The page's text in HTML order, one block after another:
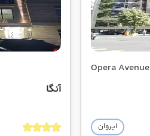
Opera Avenue
ایروان
آنگا